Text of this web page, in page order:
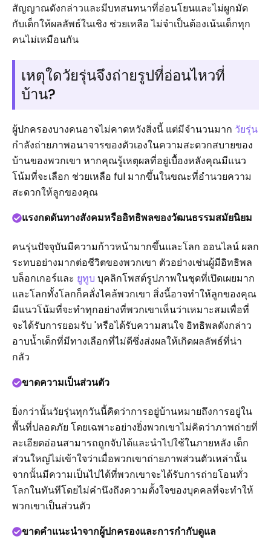
สัญญาณดังกล่าวและมีบทสนทนาที่อ่อนโยนและไม่ผูกมัด
กับเด็กให้ผลลัพธ์ในเชิง ช่วยเหลือ ไม่จำเป็นต้องเน้นเด็กทุก
คนไม่เหมือนกัน
เหตุใดวัยรุ่นจึงถ่ายรูปที่อ่อนไหวที่
บ้าน?
ผู้ปกครองบางคนอาจไม่คาดหวังสิ่งนี้ แต่มีจำนวนมาก วัยรุ่น
กำลังถ่ายภาพอนาจารของตัวเองในความสะดวกสบายของ
บ้านของพวกเขา หากคุณรู้เหตุผลที่อยู่เบื้องหลังคุณมีแนว
โน้มที่จะเลือก ช่วยเหลือ ful มากขึ้นในขณะที่อำนวยความ
สะดวกให้ลูกของคุณ
แรงกดดันทางสังคมหรืออิทธิพลของวัฒนธรรมสมัยนิยม
คนรุ่นปัจจุบันมีความก้าวหน้ามากขึ้นและโลก ออนไลน์ ผลก
ระทบอย่างมากต่อชีวิตของพวกเขา ตัวอย่างเช่นผู้มีอิทธิพล
บล็อกเกอร์และ ยูทูบ บุคลิกโพสต์รูปภาพในชุดที่เปิดเผยมาก
และโลกทั้งโลกก็คลั่งไคล้พวกเขา สิ่งนี้อาจทำให้ลูกของคุณ
มีแนวโน้มที่จะทำทุกอย่างที่พวกเขาเห็นว่าเหมาะสมเพื่อที่
จะได้รับการยอมรับ 'หรือได้รับความสนใจ อิทธิพลดังกล่าว
อาบน้ำเด็กที่มีทางเลือกที่ไม่ดีซึ่งส่งผลให้เกิดผลลัพธ์ที่น่า
กลัว
ขาดความเป็นส่วนตัว
ยิ่งกว่านั้นวัยรุ่นทุกวันนี้คิดว่าการอยู่บ้านหมายถึงการอยู่ใน
พื้นที่ปลอดภัย โดยเฉพาะอย่างยิ่งพวกเขาไม่คิดว่าภาพถ่ายที่
ละเอียดอ่อนสามารถถูกจับได้และนำไปใช้ในภายหลัง เด็ก
ส่วนใหญ่ไม่เข้าใจว่าเมื่อพวกเขาถ่ายภาพส่วนตัวเหล่านั้น
จากนั้นมีความเป็นไปได้ที่พวกเขาจะได้รับการถ่ายโอนทั่ว
โลกในทันทีโดยไม่คำนึงถึงความตั้งใจของบุคคลที่จะทำให้
พวกเขาเป็นส่วนตัว
ขาดคำแนะนำจากผู้ปกครองและการกำกับดูแล